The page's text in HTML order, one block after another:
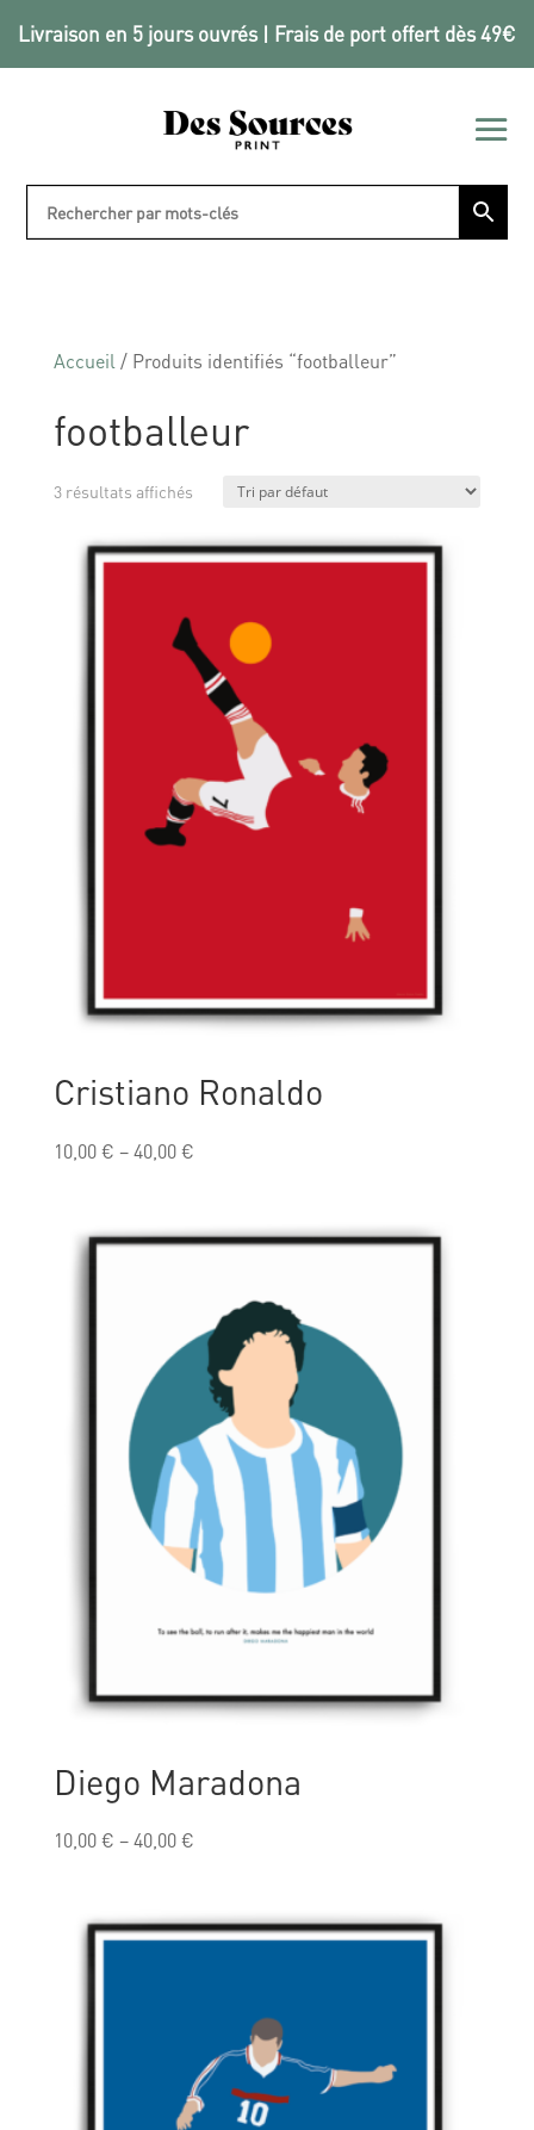
Livraison en 5 jours ouvrés | Frais de port offert dès 49€
Accueil / Produits identifiés “footballeur”
footballeur
3 résultats affichés
Cristiano Ronaldo
10,00€ –40,00€
Diego Maradona
10,00€ –40,00€